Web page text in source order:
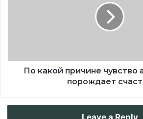
По какой причине чувство
порождает